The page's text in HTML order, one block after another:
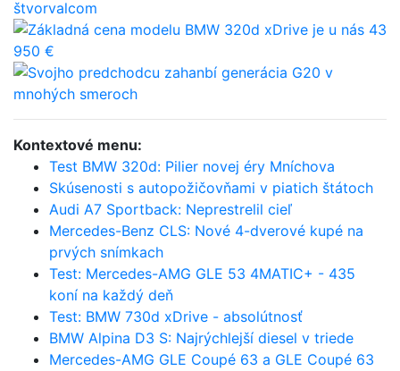
Kontextové menu:
Test BMW 320d: Pilier novej éry Mníchova
Skúsenosti s autopožičovňami v piatich štátoch
Audi A7 Sportback: Neprestrelil cieľ
Mercedes-Benz CLS: Nové 4-dverové kupé na
prvých snímkach
Test: Mercedes-AMG GLE 53 4MATIC+ - 435
koní na každý deň
Test: BMW 730d xDrive - absolútnosť
BMW Alpina D3 S: Najrýchlejší diesel v triede
Mercedes-AMG GLE Coupé 63 a GLE Coupé 63